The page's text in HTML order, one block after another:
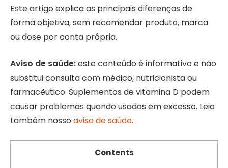
Este artigo explica as principais diferenças de
forma objetiva, sem recomendar produto, marca
ou dose por conta própria.
Aviso de saúde:este conteúdo é informativo e não
substitui consulta com médico, nutricionista ou
farmacêutico. Suplementos de vitamina D podem
causar problemas quando usados em excesso. Leia
também nosso aviso de saúde.
Contents